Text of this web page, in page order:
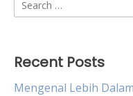
for:
Recent Posts
Mengenal Lebih